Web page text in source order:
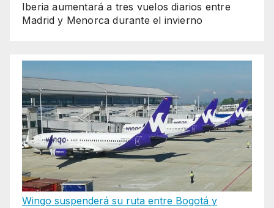
Iberia aumentará a tres vuelos diarios entre
Madrid y Menorca durante el invierno
Wingo suspenderá su ruta entre Bogotá y